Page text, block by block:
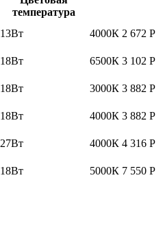
температура
13Вт
4000К 2 672 Р
18Вт 6500К 3 102 Р
18Вт 3000К 3 882 Р
18Вт 4000К 3 882 Р
27Вт 4000К 4 316 Р
18Вт 5000К 7 550 Р